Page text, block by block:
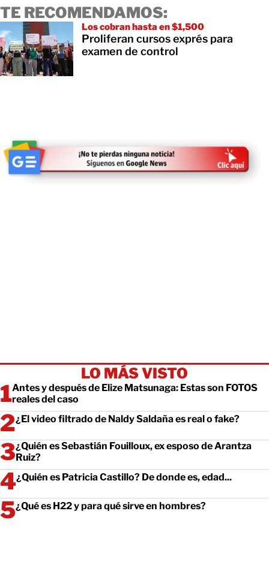
TE RECOMENDAMOS:
Los cobran hasta en $1,500
Proliferan cursos exprés para
examen de control
LO MÁS VISTO
Antes y después de Elize Matsunaga: Estas son FOTOS
reales del caso
¿El video filtrado de Naldy Saldaña es real o fake?
¿Quién es Sebastián Fouilloux, ex esposo de Arantza
Ruiz?
¿Quién es Patricia Castillo? De donde es, edad...
¿Qué es H22 y para qué sirve en hombres?